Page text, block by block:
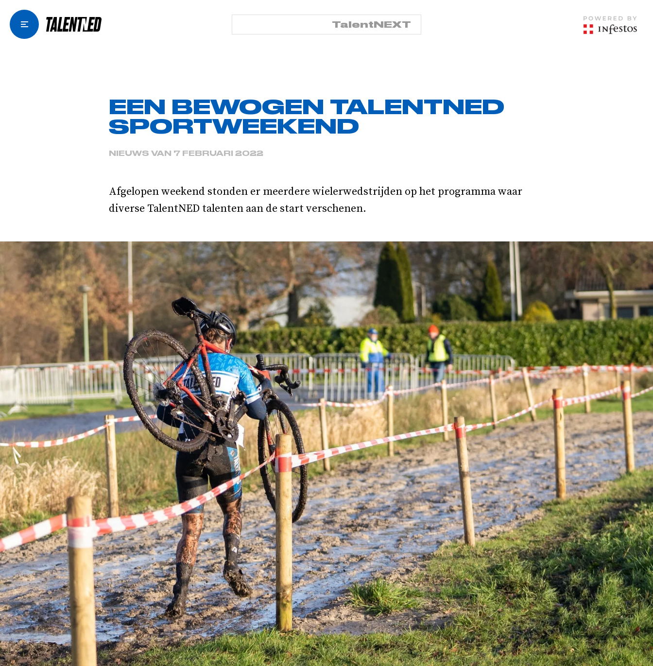
TalentNEXT
EEN BEWOGEN TALENTNED
SPORTWEEKEND
NIEUWS VAN 7 FEBRUARI 2022
Afgelopen weekend stonden er meerdere wielerwedstrijden op het programma waar
diverse TalentNED talenten aan de start verschenen.